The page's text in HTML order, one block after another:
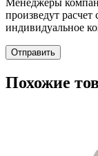
произведут расчет
индивидуальное
Отправить
Похожие